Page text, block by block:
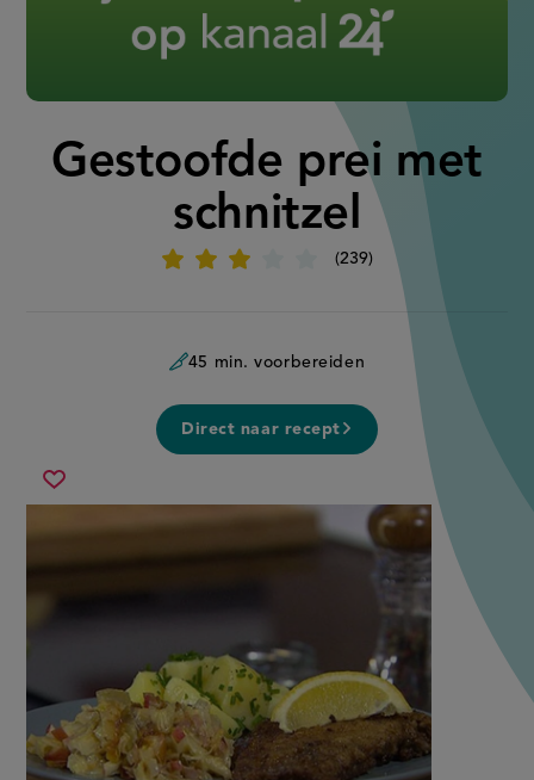
Gestoofde prei met
schnitzel
239
45 min. voorbereiden
Direct naar recept
Sla
gestoofde
prei
met